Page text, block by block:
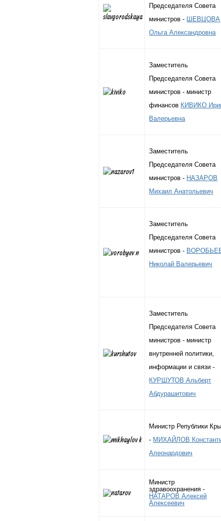
Председателя Совета
министров -
ШЕВЦОВА
Ольга Александровна
Заместитель
Председателя Совета
министров - министр
финансов КИВИКО
Валерьевна
Заместитель
Председателя Совета
министров - НАЗАРОВ
Михаил Анатольевич
Заместитель
Председателя Совета
министров -
Николай Валерьевич
Заместитель
Председателя Совета
министров - министр
внутренней политики,
информации и связи -
КУРШУТОВ Альберт
Абдурашитович
Министр Републики
- МИХАЙЛОВ
Алеонардович
Министр
здравоохранения -
НАТАРОВ Алексей
Алексеевич